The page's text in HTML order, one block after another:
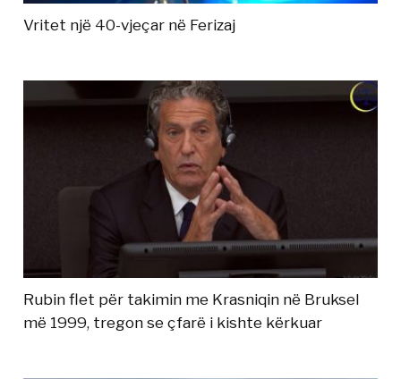
Vritet një 40-vjeçar në Ferizaj
Rubin flet për takimin me Krasniqin në Bruksel
më 1999, tregon se çfarë i kishte kërkuar